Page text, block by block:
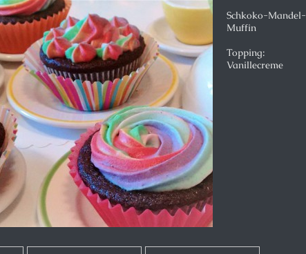
Schkoko-Mandel-
Muffin
Topping:
Vanillecreme